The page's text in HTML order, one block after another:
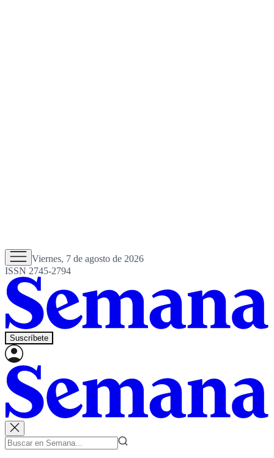
Viernes, 7 de agosto de 2026
ISSN 2745-2794
Suscríbete